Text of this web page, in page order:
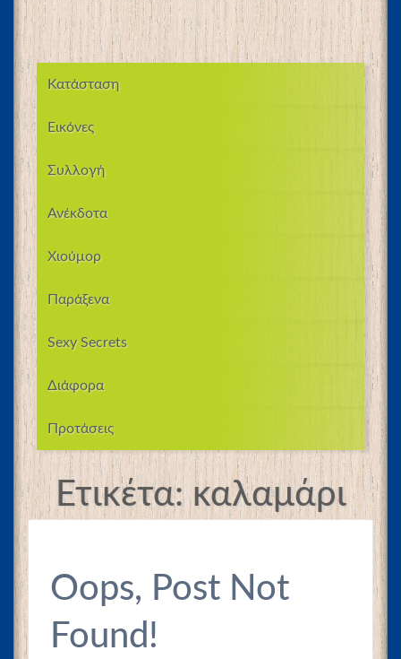
Κατάσταση
Εικόνες
Συλλογή
Ανέκδοτα
Χιούμορ
Παράξενα
Sexy Secrets
Διάφορα
Προτάσεις
Ετικέτα:καλαμάρι
Oops, Post Not
Found!